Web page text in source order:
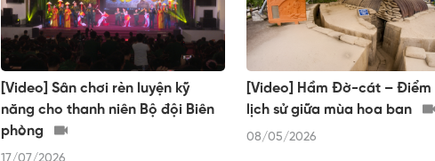
[Video] Sân chơi rèn luyện kỹ
năng cho thanh niên Bộ đội Biên
phòng
[Video] Hầm Đờ-cát – Điểm
lịch sử giữa mùa hoa ban
08/05/2026